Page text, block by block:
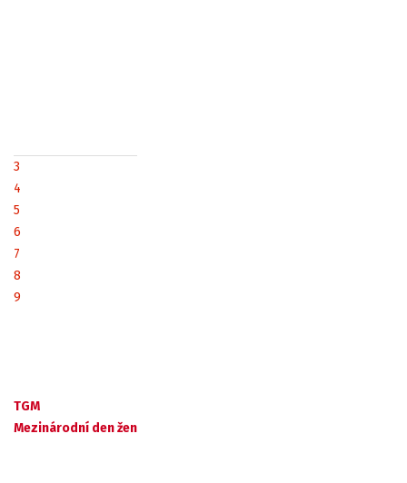
3
4
5
6
7
8
9
TGM
Mezinárodní den žen